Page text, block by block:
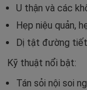
U thận và các
Hẹp niệu quản,
Dị tật đường tiết
Kỹ thuật nổi bật:
Tán sỏi nội soi